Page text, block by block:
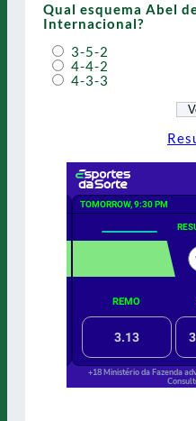
Qual esquema Abel
Internacional?
3-5-2
4-4-2
4-3-3